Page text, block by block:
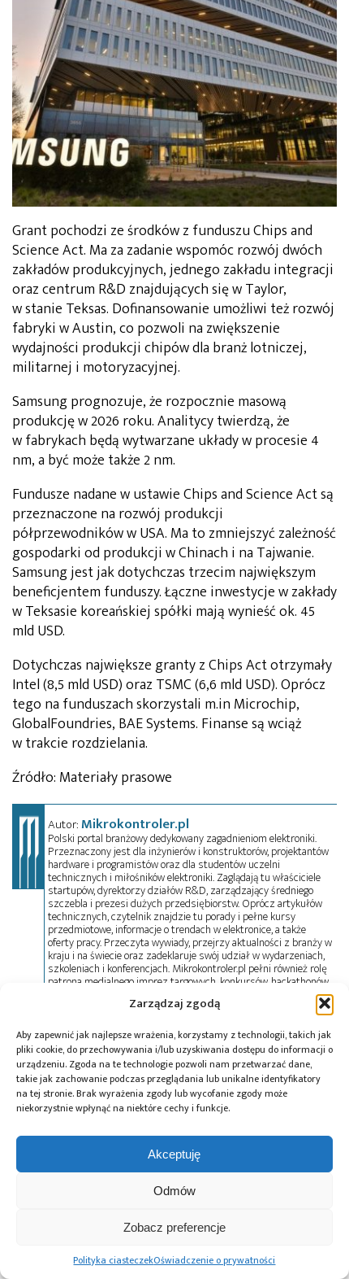
Zarządzaj zgodą
Aby zapewnić jak najlepsze wrażenia, korzystamy z technologii, takich jak
pliki cookie, do przechowywania i/lub uzyskiwania dostępu do informacji o
urządzeniu. Zgoda na te technologie pozwoli nam przetwarzać dane,
takie jak zachowanie podczas przeglądania lub unikalne identyfikatory
na tej stronie. Brak wyrażenia zgody lub wycofanie zgody może
niekorzystnie wpłynąć na niektóre cechy i funkcje.
Akceptuję
Odmów
Zobacz preferencje
Polityka ciasteczekOświadczenie o prywatności
Źródło: Samsung
Grant pochodzi ze środków z funduszu Chips and
Science Act. Ma za zadanie wspomóc rozwój dwóch
zakładów produkcyjnych, jednego zakładu integracji
oraz centrum R&D znajdujących się w Taylor,
w stanie Teksas. Dofinansowanie umożliwi też rozwój
fabryki w Austin, co pozwoli na zwiększenie
wydajności produkcji chipów dla branż lotniczej,
militarnej i motoryzacyjnej.
Samsung prognozuje, że rozpocznie masową
produkcję w 2026 roku. Analitycy twierdzą, że
w fabrykach będą wytwarzane układy w procesie 4
nm, a być może także 2 nm.
Fundusze nadane w ustawie Chips and Science Act są
przeznaczone na rozwój produkcji
półprzewodników w USA. Ma to zmniejszyć zależność
gospodarki od produkcji w Chinach i na Tajwanie.
Samsung jest jak dotychczas trzecim największym
beneficjentem funduszy. Łączne inwestycje w zakłady
w Teksasie koreańskiej spółki mają wynieść ok. 45
mld USD.
Dotychczas największe granty z Chips Act otrzymały
Intel (8,5 mld USD) oraz TSMC (6,6 mld USD). Oprócz
tego na funduszach skorzystali m.in Microchip,
GlobalFoundries, BAE Systems. Finanse są wciąż
w trakcie rozdzielania.
Źródło: Materiały prasowe
Autor:Mikrokontroler.pl
Polski portal branżowy dedykowany zagadnieniom elektroniki.
Przeznaczony jest dla inżynierów i konstruktorów, projektantów
hardware i programistów oraz dla studentów uczelni
technicznych i miłośników elektroniki. Zaglądają tu właściciele
startupów, dyrektorzy działów R&D, zarządzający średniego
szczebla i prezesi dużych przedsiębiorstw. Oprócz artykułów
technicznych, czytelnik znajdzie tu porady i pełne kursy
przedmiotowe, informacje o trendach w elektronice, a także
oferty pracy. Przeczyta wywiady, przejrzy aktualności z branży w
kraju i na świecie oraz zadeklaruje swój udział w wydarzeniach,
szkoleniach i konferencjach. Mikrokontroler.pl pełni również rolę
patrona medialnego imprez targowych, konkursów, hackathonów
i seminariów. Zapraszamy do współpracy!
Przeczytaj również:
TSMC otrzyma